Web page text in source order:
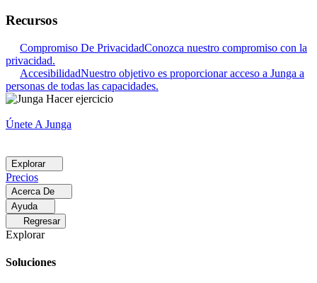
Recursos
Compromiso De PrivacidadConozca nuestro compromiso con la
privacidad.
AccesibilidadNuestro objetivo es proporcionar acceso a Junga a
personas de todas las capacidades.
Únete A Junga
Explorar
Precios
Acerca De
Ayuda
Regresar
Explorar
Soluciones